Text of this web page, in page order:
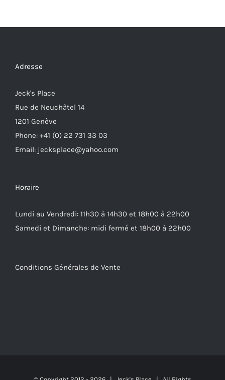
Adresse
Jeck's Place
Rue de Neuchâtel 14
1201 Genève
Phone: +41 (0) 22 731 33 03
Email: jecksplace@yahoo.com
Horaire
Lundi au Vendredi: 11h30 à 14h30 et 18h00 à 22h00
Samedi et Dimanche: midi fermé et 18h00 à 22h00
Conditions Générales de Vente